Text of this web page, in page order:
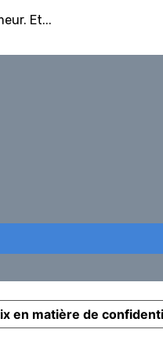
Et...
en matière de